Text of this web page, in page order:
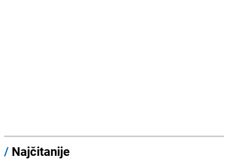
/ Najčitanije